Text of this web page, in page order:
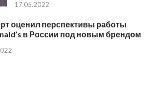
17.05.2022
оценил перспективы работы
в России под новым брендом